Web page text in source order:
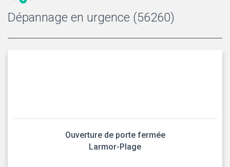
Dépannage en urgence (56260)
Ouverture de porte fermée
Larmor-Plage